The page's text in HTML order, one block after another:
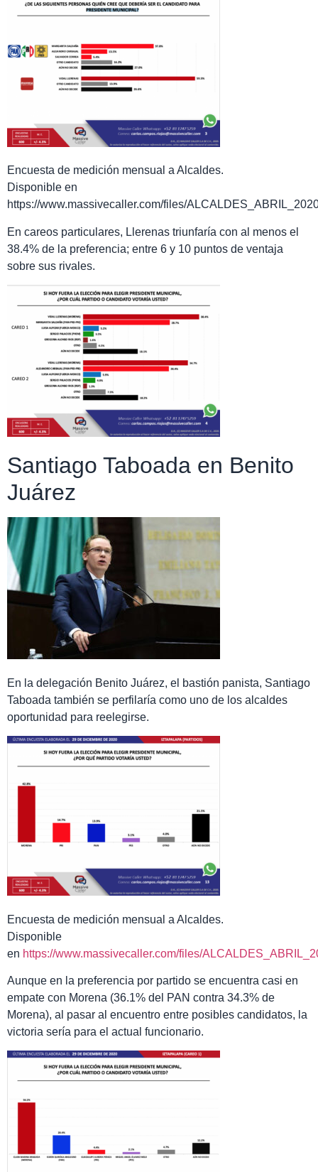
Encuesta de medición mensual a Alcaldes.
Disponible en
https://www.massivecaller.com/files/
En careos particulares, Llerenas triunfaría con al menos el
38.4% de la preferencia; entre 6 y 10 puntos de ventaja
sobre sus rivales.
Santiago Taboada en Benito
Juárez
En la delegación Benito Juárez, el bastión panista, Santiago
Taboada también se perfilaría como uno de los alcaldes
oportunidad para reelegirse.
Encuesta de medición mensual a Alcaldes.
Disponible
en https://www.massivecaller.com/files/
Aunque en la preferencia por partido se encuentra casi en
empate con Morena (36.1% del PAN contra 34.3% de
Morena), al pasar al encuentro entre posibles candidatos, la
victoria sería para el actual funcionario.